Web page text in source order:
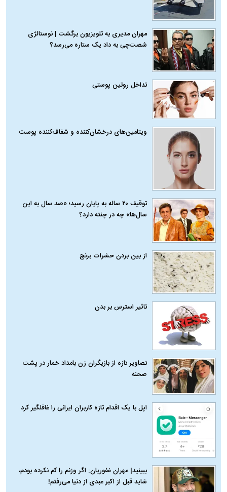
مهران مدیری به تلویزیون برگشت | نوستالژی
شصت‌چی به داد یک ستاره می‌رسد؟
تداخل روتین پوستی
ویتامین‌های درخشان‌کننده و شفاف‌کننده پوست
توقیف ۲۰ ساله به پایان رسید؛ «صد سال به این
سال‌ها» چه در چنته دارد؟
از بین بردن حشرات برنج
تاثیر استرس بر بدن
تصاویر تازه از بازیگران زن بامداد خمار در پشت
صحنه
اپل با یک اقدام تازه کاربران ایرانی را غافلگیر کرد
ببینید| مهران غفوریان: اگر وزنم را کم نکرده بودم،
شاید قبل از اکبر عبدی از دنیا می‌رفتم!